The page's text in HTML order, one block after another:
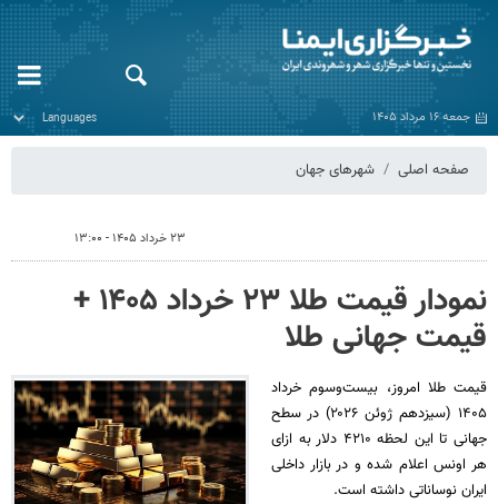
جمعه ۱۶ مرداد ۱۴۰۵
صفحه اصلی شهرهای جهان
۲۳ خرداد ۱۴۰۵ - ۱۳:۰۰
نمودار قیمت طلا ۲۳ خرداد ۱۴۰۵ +
قیمت جهانی طلا
قیمت طلا امروز، بیست‌وسوم خرداد
۱۴۰۵ (‌سیزدهم ژوئن ۲۰۲۶) در سطح
جهانی تا این لحظه ۴۲۱۰ دلار به ازای
هر اونس اعلام شده و در بازار داخلی
ایران نوساناتی داشته است.